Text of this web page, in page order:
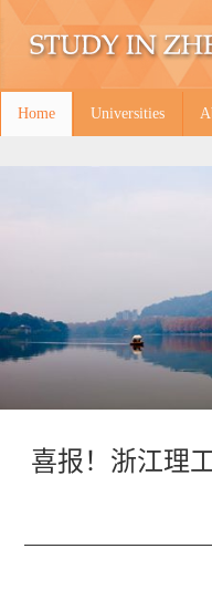
Home Universities
喜报！浙江理